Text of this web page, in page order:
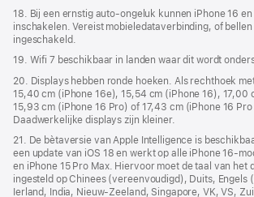
18. Bij een ernstig auto-ongeluk kunnen iPhone 16
inschakelen. Vereist mobiele­data­­verbinding, of bellen
ingeschakeld.
19. Wifi 7 beschikbaar in landen waar dit wordt
20. Displays hebben ronde hoeken. Als rechthoek
15,40 cm (iPhone 16e), 15,54 cm (iPhone 16), 17,00
15,93 cm (iPhone 16 Pro) of 17,43 cm (iPhone 16
Daadwerkelijke displays zijn kleiner.
21. De bètaversie van Apple Intelligence is
een update van iOS 18 en werkt op alle iPhone 16-
en iPhone 15 Pro Max. Hiervoor moet de taal van het
ingesteld op Chinees (vereenvoudigd), Duits, Engels
Ierland, India, Nieuw-Zeeland, Singapore, VK, VS,